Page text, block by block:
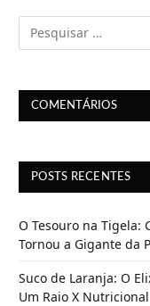
COMENTÁRIOS
POSTS RECENTES
O Tesouro na Tigela:
Tornou a Gigante da
Suco de Laranja: O
Um Raio X Nutricional